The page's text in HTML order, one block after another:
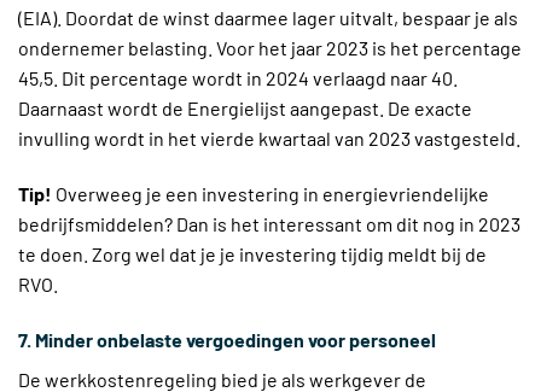
(EIA). Doordat de winst daarmee lager uitvalt, bespaar je als
ondernemer belasting. Voor het jaar 2023 is het percentage
45,5. Dit percentage wordt in 2024 verlaagd naar 40.
Daarnaast wordt de Energielijst aangepast. De exacte
invulling wordt in het vierde kwartaal van 2023 vastgesteld.
Tip! Overweeg je een investering in energievriendelijke
bedrijfsmiddelen? Dan is het interessant om dit nog in 2023
te doen. Zorg wel dat je je investering tijdig meldt bij de
RVO.
7. Minder onbelaste vergoedingen voor personeel
De werkkostenregeling bied je als werkgever de